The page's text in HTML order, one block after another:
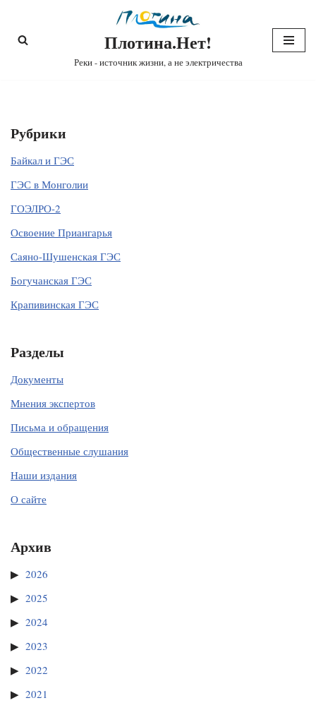
Перейти
Плотина.Нет!
Реки - источник жизни, а не электричества
Рубрики
Байкал и ГЭС
ГЭС в Монголии
ГОЭЛРО-2
Освоение Приангарья
Саяно-Шушенская ГЭС
Богучанская ГЭС
Крапивинская ГЭС
Разделы
Документы
Мнения экспертов
Письма и обращения
Общественные слушания
Наши издания
О сайте
Архив
2026
2025
2024
2023
2022
2021